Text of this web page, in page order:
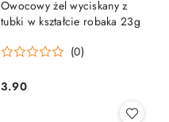
Owocowy żel wyciskany z
tubki w kształcie robaka 23g
(0)
Cena:
3.90